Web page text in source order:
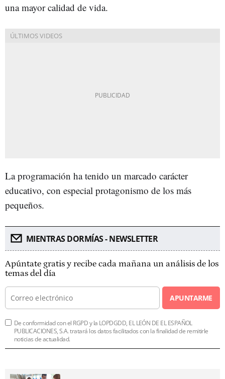
una mayor calidad de vida.
La programación ha tenido un marcado carácter
educativo, con especial protagonismo de los más
pequeños.
MIENTRAS DORMÍAS - NEWSLETTER
Apúntate gratis y recibe cada mañana un análisis de los
temas del día
APUNTARME
De conformidad con el RGPD y la LOPDGDD, EL LEÓN DE EL ESPAÑOL
PUBLICACIONES, S.A. tratará los datos facilitados con la finalidad de remitirle
noticias de actualidad.